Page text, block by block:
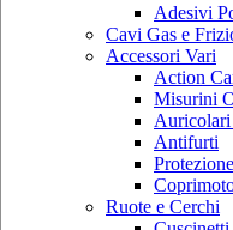
Adesivi
Cavi Gas e
Accessori Vari
Action
Misurini
Antifurti
Ruote e Cerchi